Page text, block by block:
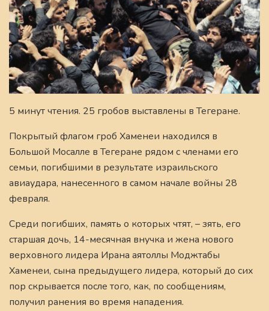
5 минут чтения. 25 гробов выставлены в Тегеране.
Покрытый флагом гроб Хаменеи находился в
Большой Мосалле в Тегеране рядом с членами его
семьи, погибшими в результате израильского
авиаудара, нанесенного в самом начале войны 28
февраля.
Среди погибших, память о которых чтят, – зять, его
старшая дочь, 14-месячная внучка и жена нового
верховного лидера Ирана аятоллы Моджтабы
Хаменеи, сына предыдущего лидера, который до сих
пор скрывается после того, как, по сообщениям,
получил ранения во время нападения.